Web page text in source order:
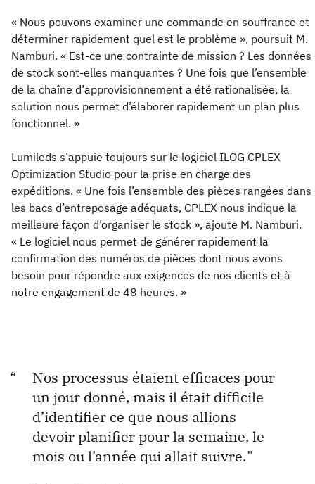
« Nous pouvons examiner une commande en souffrance et
déterminer rapidement quel est le problème », poursuit M.
Namburi. « Est-ce une contrainte de mission ? Les données
de stock sont-elles manquantes ? Une fois que l’ensemble
de la chaîne d’approvisionnement a été rationalisée, la
solution nous permet d’élaborer rapidement un plan plus
fonctionnel. »
Lumileds s’appuie toujours sur le logiciel ILOG CPLEX
Optimization Studio pour la prise en charge des
expéditions. « Une fois l’ensemble des pièces rangées dans
les bacs d’entreposage adéquats, CPLEX nous indique la
meilleure façon d’organiser le stock », ajoute M. Namburi.
« Le logiciel nous permet de générer rapidement la
confirmation des numéros de pièces dont nous avons
besoin pour répondre aux exigences de nos clients et à
notre engagement de 48 heures. »
Nos processus étaient efficaces pour
un jour donné, mais il était difficile
d’identifier ce que nous allions
devoir planifier pour la semaine, le
mois ou l’année qui allait suivre.